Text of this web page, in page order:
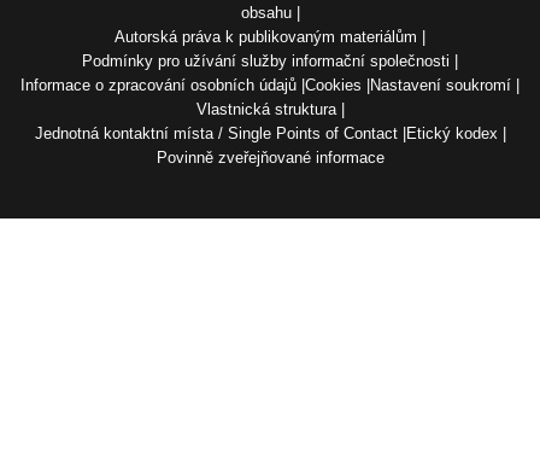
obsahu
Autorská práva k publikovaným materiálům
Podmínky pro užívání služby informační společnosti
Informace o zpracování osobních údajů Cookies
Nastavení soukromí
Vlastnická struktura
Jednotná kontaktní místa / Single Points of Contact
Etický kodex
Povinně zveřejňované informace